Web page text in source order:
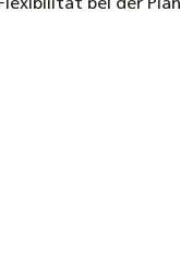
bei der